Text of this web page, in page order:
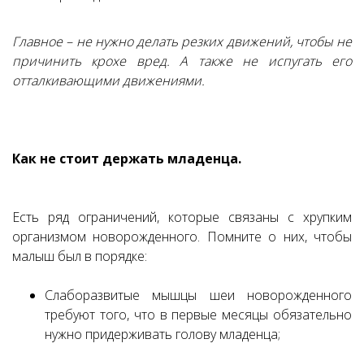
Главное – не нужно делать резких движений, чтобы не
причинить крохе вред. А также не испугать его
отталкивающими движениями.
Как не стоит держать младенца.
Есть ряд ограничений, которые связаны с хрупким
организмом новорожденного. Помните о них, чтобы
малыш был в порядке:
Слаборазвитые мышцы шеи новорожденного
требуют того, что в первые месяцы обязательно
нужно придерживать голову младенца;